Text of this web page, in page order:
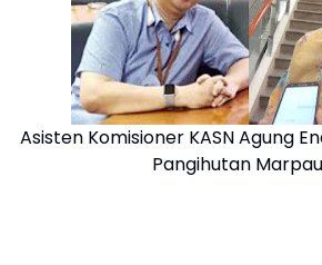
Asisten Komisioner KASN Agung
Pangihutan